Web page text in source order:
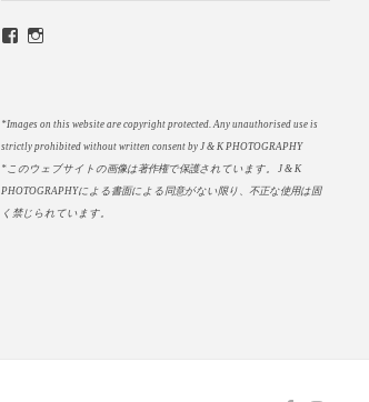
*Images on this website are copyright protected. Any unauthorised use is
strictly prohibited without written consent by J & K PHOTOGRAPHY
*このウェブサイトの画像は著作権で保護されています。
J & K
PHOTOGRAPHYによる書面による同意がない限り、不正な使用は固
く禁じられています。